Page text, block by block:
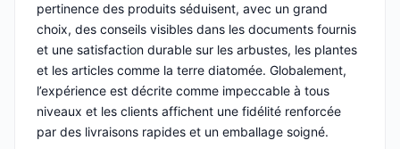
pertinence des produits séduisent, avec un grand
choix, des conseils visibles dans les documents fournis
et une satisfaction durable sur les arbustes, les plantes
et les articles comme la terre diatomée. Globalement,
l’expérience est décrite comme impeccable à tous
niveaux et les clients affichent une fidélité renforcée
par des livraisons rapides et un emballage soigné.